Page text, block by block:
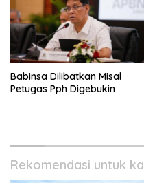
Babinsa Dilibatkan Misal
Petugas Pph Digebukin
Rekomendasi untuk